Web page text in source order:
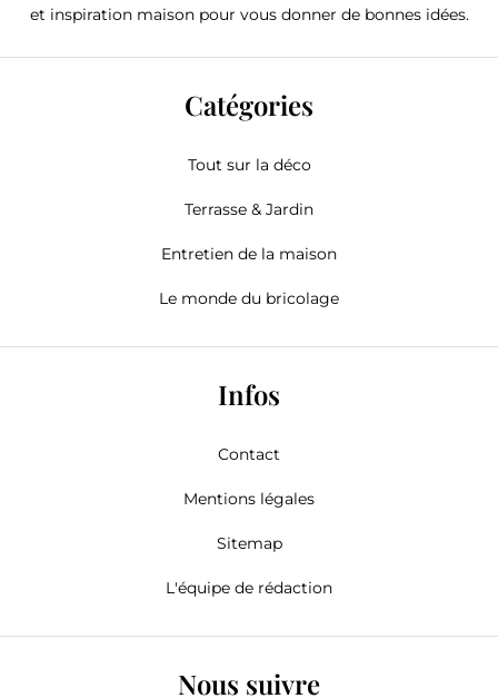
et inspiration maison pour vous donner de bonnes idées.
Catégories
Tout sur la déco
Terrasse & Jardin
Entretien de la maison
Le monde du bricolage
Infos
Contact
Mentions légales
Sitemap
L'équipe de rédaction
Nous suivre